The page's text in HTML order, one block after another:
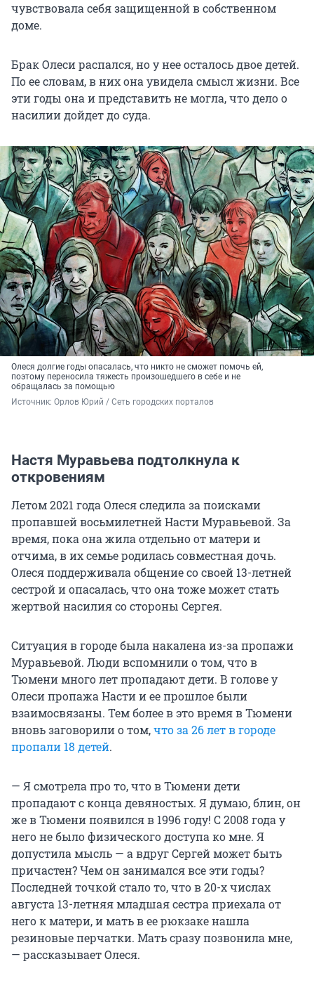
чувствовала себя защищенной в собственном
доме.
Брак Олеси распался, но у нее осталось двое детей.
По ее словам, в них она увидела смысл жизни. Все
эти годы она и представить не могла, что дело о
насилии дойдет до суда.
Олеся долгие годы опасалась, что никто не сможет помочь ей,
поэтому переносила тяжесть произошедшего в себе и не
обращалась за помощью
Источник: Орлов Юрий / Сеть городских порталов
Настя Муравьева подтолкнула к
откровениям
Летом 2021 года Олеся следила за поисками
пропавшей восьмилетней Насти Муравьевой. За
время, пока она жила отдельно от матери и
отчима, в их семье родилась совместная дочь.
Олеся поддерживала общение со своей 13-летней
сестрой и опасалась, что она тоже может стать
жертвой насилия со стороны Сергея.
Ситуация в городе была накалена из-за пропажи
Муравьевой. Люди вспомнили о том, что в
Тюмени много лет пропадают дети. В голове у
Олеси пропажа Насти и ее прошлое были
взаимосвязаны. Тем более в это время в Тюмени
вновь заговорили о том,что за 26 лет в городе
пропали 18 детей.
— Я смотрела про то, что в Тюмени дети
пропадают с конца девяностых. Я думаю, блин, он
же в Тюмени появился в 1996 году! С 2008 года у
него не было физического доступа ко мне. Я
допустила мысль — а вдруг Сергей может быть
причастен? Чем он занимался все эти годы?
Последней точкой стало то, что в 20-х числах
августа 13-летняя младшая сестра приехала от
него к матери, и мать в ее рюкзаке нашла
резиновые перчатки. Мать сразу позвонила мне,
— рассказывает Олеся.